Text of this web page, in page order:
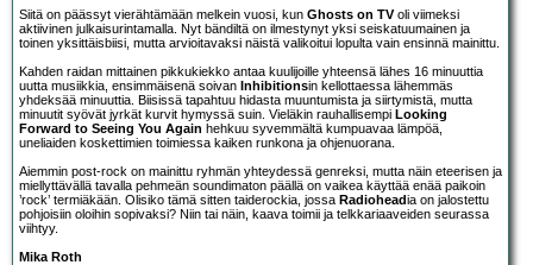
Siitä on päässyt vierähtämään melkein vuosi, kun Ghosts on TVoli viimeksi
aktiivinen julkaisurintamalla. Nyt bändiltä on ilmestynyt yksi seiskatuumainen ja
toinen yksittäisbiisi, mutta arvioitavaksi näistä valikoitui lopulta vain ensinnä mainittu.
Kahden raidan mittainen pikkukiekko antaa kuulijoille yhteensä lähes 16 minuuttia
uutta musiikkia, ensimmäisenä soivan Inhibitionsin kellottaessa lähemmäs
yhdeksää minuuttia. Biisissä tapahtuu hidasta muuntumista ja siirtymistä, mutta
minuutit syövät jyrkät kurvit hymyssä suin. Vieläkin rauhallisempi Looking
Forward to Seeing You Again hehkuu syvemmältä kumpuavaa lämpöä,
uneliaiden koskettimien toimiessa kaiken runkona ja ohjenuorana.
Aiemmin post-rock on mainittu ryhmän yhteydessä genreksi, mutta näin eteerisen ja
miellyttävällä tavalla pehmeän soundimaton päällä on vaikea käyttää enää paikoin
’rock’ termiäkään. Olisiko tämä sitten taiderockia, jossa Radioheadia on jalostettu
pohjoisiin oloihin sopivaksi? Niin tai näin, kaava toimii ja telkkariaaveiden seurassa
viihtyy.
Mika Roth